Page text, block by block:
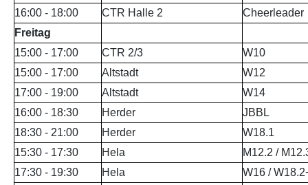
16:00 - 18:00
CTR Halle 2
Cheerleader
Freitag
15:00 - 17:00
CTR 2/3
W10
15:00 - 17:00
Altstadt
W12
17:00 - 19:00
Altstadt
W14
16:00 - 18:30
Herder
JBBL
18:30 - 21:00
Herder
W18.1
15:30 - 17:30
Hela
M12.2 /
17:30 - 19:30
Hela
W16 /